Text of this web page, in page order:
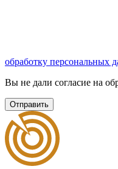
обработку персональных
Вы не дали согласие на
Отправить